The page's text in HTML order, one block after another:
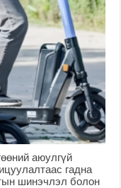
аюулгүй
гадна
шинэчлэл болон